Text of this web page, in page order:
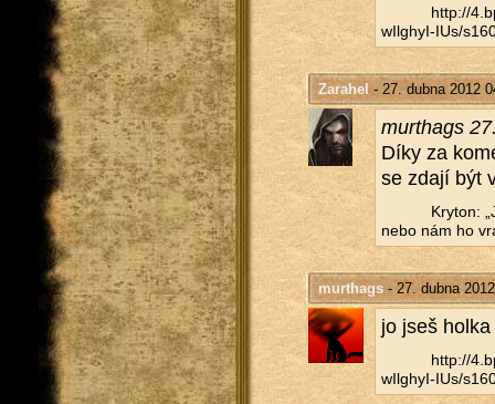
http://​
wIlghyI-IUs/​
Zarahel - 27. dubna 2012
murthags
Díky za
se zdají být
Kry­ton:
nebo nám ho
murthags- 27. dubna
jo jseš
http://​
wIlghyI-IUs/​